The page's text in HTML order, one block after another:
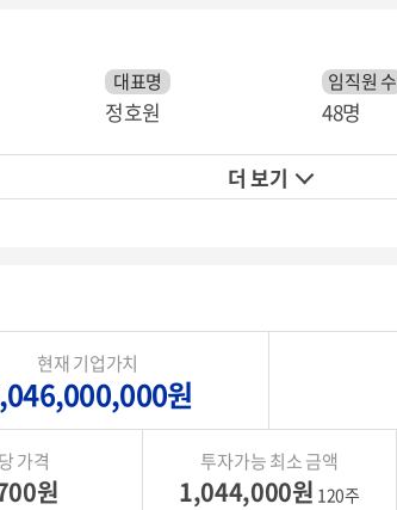
대표명
정호원
임직원 수
48명
더 보기
현재 기업가치
원
가격
원
투자가능 최소 금액
1,044,000원 120주